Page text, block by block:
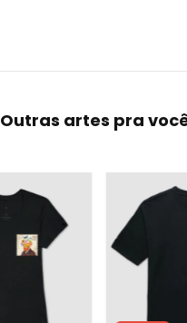
Outras artes pra